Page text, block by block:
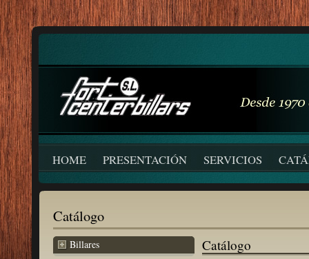
HOME PRESENTACIÓN SERVICIOS
Catálogo
Billares Catálogo